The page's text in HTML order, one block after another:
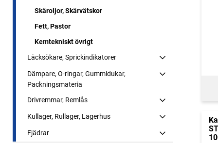
Skäroljor, Skärvätskor
Fett, Pastor
Kemtekniskt övrigt
Läcksökare, Sprickindikatorer
Dämpare, O-ringar, Gummidukar,
Packningsmateria
Drivremmar, Remlås
Kullager, Rullager, Lagerhus
Fjädrar